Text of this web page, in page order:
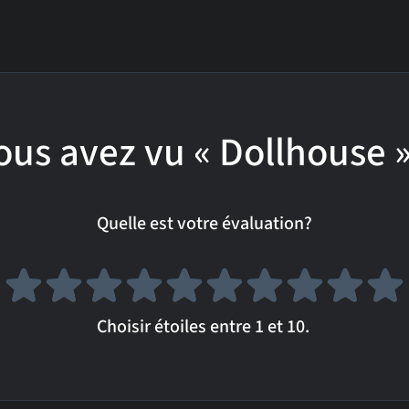
avez vu « Dollhouse
Quelle est votre évaluation?
Choisir étoiles entre 1 et 10.